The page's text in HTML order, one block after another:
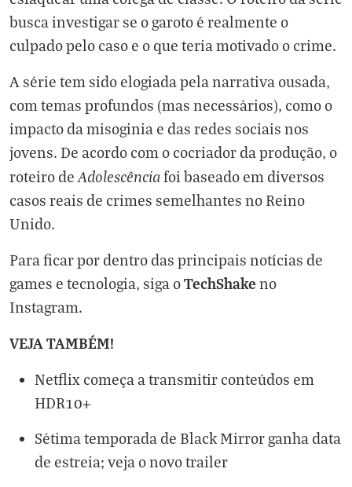
busca investigar se o garoto é realmente o
culpado pelo caso e o que teria motivado o crime.
A série tem sido elogiada pela narrativa ousada,
com temas profundos (mas necessários), como o
impacto da misoginia e das redes sociais nos
jovens. De acordo com o cocriador da produção, o
roteiro de Adolescênciafoi baseado em diversos
casos reais de crimes semelhantes no Reino
Unido.
Para ficar por dentro das principais notícias de
games e tecnologia, siga oTechShake no
Instagram.
VEJA TAMBÉM!
Netflix começa a transmitir conteúdos em
HDR10+
Sétima temporada de Black Mirror ganha data
de estreia; veja o novo trailer